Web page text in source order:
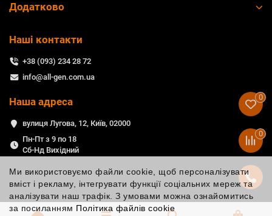
Ми використовуємо файли cookie, щоб персоналізувати
вміст і рекламу, інтегрувати функції соціальних мереж та
аналізувати наш трафік. З умовами можна ознайомитись
за посиланням Політика файлів cookie
Додатково
Наші контакти
+38 (093) 234 28 72
info@all-gen.com.ua
Наша адреса
вулиця Лугова, 12, Київ, 02000
Пн-Пт з 9 по 18
Сб-Нд Вихідний
0
0